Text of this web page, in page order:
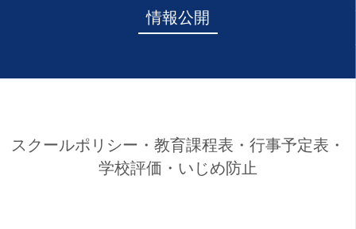
情報公開
スクールポリシー・教育課程表・行事予定表・
学校評価・いじめ防止